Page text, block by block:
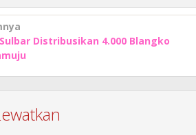
Distribusikan 4.000 Blangko